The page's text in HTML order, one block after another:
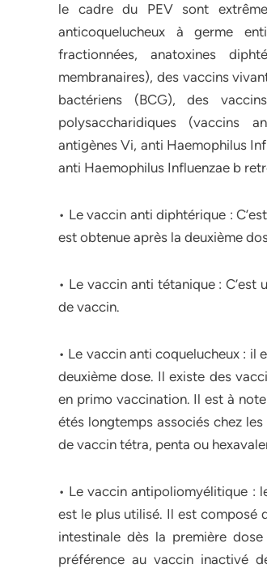
le cadre du PEV sont
anticoquelucheux à germe
fractionnées, anatoxines
membranaires), des vaccins
bactériens (BCG), des
polysaccharidiques (vaccins
antigènes Vi, anti Haemophilus
anti Haemophilus Influenzae b
• Le vaccin anti diphtérique :
est obtenue après la deuxième
• Le vaccin anti tétanique :
de vaccin.
• Le vaccin anti coquelucheux : il
deuxième dose. Il existe des
en primo vaccination. Il est à
étés longtemps associés chez
de vaccin tétra, penta ou
• Le vaccin antipoliomyélitique :
est le plus utilisé. Il est composé
intestinale dès la première
préférence au vaccin inactivé